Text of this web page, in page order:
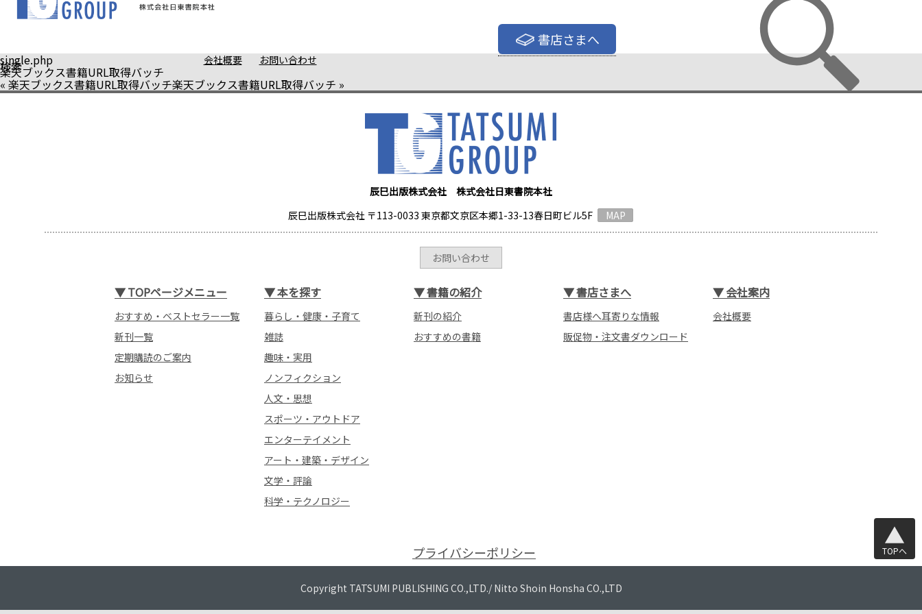
書店さまへ
会社概要 お問い合わせ
検索
single.php
楽天ブックス書籍URL取得バッチ
« 楽天ブックス書籍URL取得バッチ楽天ブックス書籍URL取得バッチ »
辰巳出版株式会社 株式会社日東書院本社
辰巳出版株式会社 〒113-0033 東京都文京区本郷1-33-13春日町ビル5F
MAP
お問い合わせ
▼TOPページメニュー
おすすめ・ベストセラー一覧
新刊一覧
定期購読のご案内
お知らせ
▼本を探す
暮らし・健康・子育て
雑誌
趣味・実用
ノンフィクション
人文・思想
スポーツ・アウトドア
エンターテイメント
アート・建築・デザイン
文学・評論
科学・テクノロジー
▼書籍の紹介
新刊の紹介
おすすめの書籍
▼書店さまへ
書店様へ耳寄りな情報
販促物・注文書ダウンロード
▼会社案内
会社概要
プライバシーポリシー TOPへ
Copyright TATSUMI PUBLISHING CO.,LTD./ Nitto Shoin Honsha CO.,LTD